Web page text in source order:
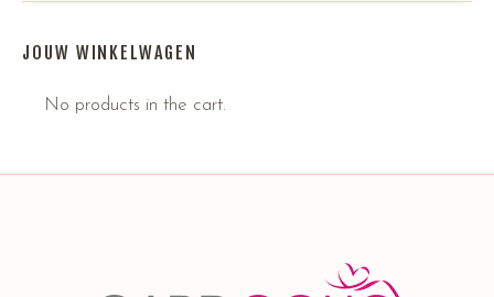
JOUW WINKELWAGEN
No products in the cart.